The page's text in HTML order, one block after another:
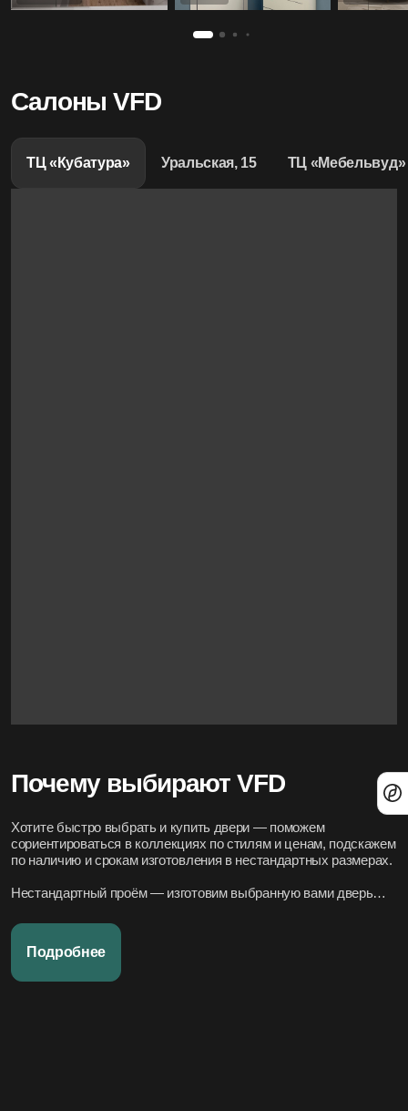
Салоны VFD
ТЦ «Кубатура» Уральская, 15 ТЦ «Мебельвуд»
Почему выбирают VFD
Хотите быстро выбрать и купить двери — поможем
сориентироваться в коллекциях по стилям и ценам, подскажем
по наличию и срокам изготовления в нестандартных размерах.
Нестандартный проём — изготовим выбранную вами дверь
подходящие модели по дизайн-проекту или по фото.
Подробнее